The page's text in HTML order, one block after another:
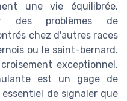
une vie équilibrée,
des problèmes de
chez d'autres races
ou le saint-bernard.
exceptionnel,
est un gage de
de signaler que